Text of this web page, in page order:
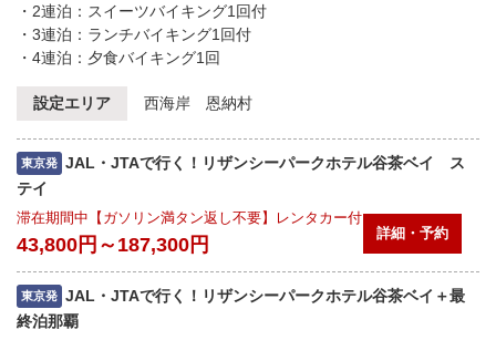
・2連泊：スイーツバイキング1回付
・3連泊：ランチバイキング1回付
・4連泊：夕食バイキング1回
設定エリア 西海岸 恩納村
東京発 JAL・JTAで行く！リザンシーパークホテル谷茶ベイ ス
テイ
滞在期間中【ガソリン満タン返し不要】レンタカー付
43,800円～187,300円
詳細・予約
東京発 JAL・JTAで行く！リザンシーパークホテル谷茶ベイ＋最
終泊那覇